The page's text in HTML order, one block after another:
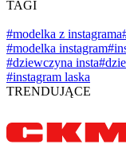
TAGI
#modelka z instagrama
#modelka instagram
#dziewczyna insta
#instagram laska
TRENDUJĄCE